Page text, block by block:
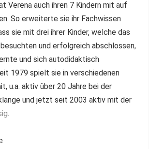
Verena auch ihren 7 Kindern mit auf
So erweiterte sie ihr Fachwissen
sie mit drei ihrer Kinder, welche das
und erfolgreich abschlossen,
und sich autodidaktisch
1979 spielt sie in verschiedenen
u.a. aktiv über 20 Jahre bei der
und jetzt seit 2003 aktiv mit der
.